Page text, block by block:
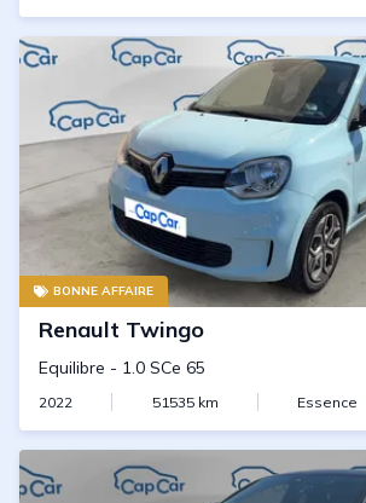
BONNE AFFAIRE
Renault Twingo
Equilibre - 1.0 SCe 65
2022 51535km Essence